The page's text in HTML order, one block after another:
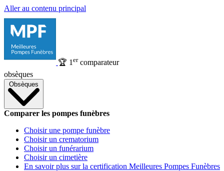
Aller au contenu principal
🏆 1 ercomparateur
obsèques
Obsèques
Comparer les pompes funèbres
Choisir une pompe funèbre
Choisir un crematorium
Choisir un funérarium
Choisir un cimetière
En savoir plus sur la certification Meilleures Pompes Funèbres